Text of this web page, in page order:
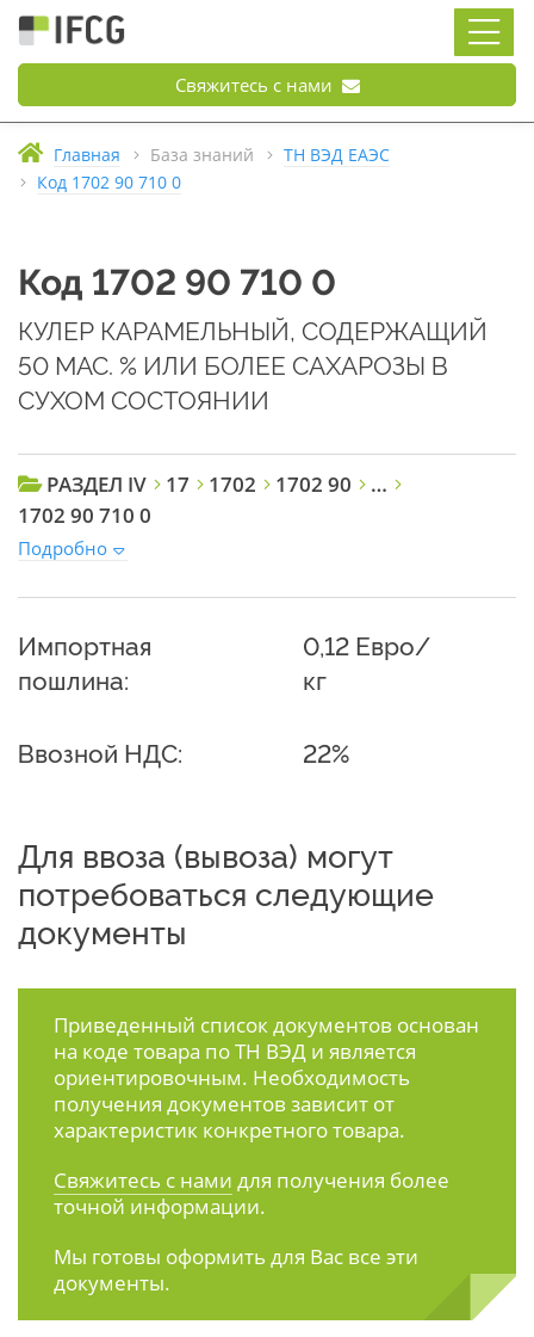
Свяжитесь с нами
Главная База знаний
ТН ВЭД ЕАЭС
Код 1702 90 710 0
Код 1702 90 710 0
КУЛЕР КАРАМЕЛЬНЫЙ, СОДЕРЖАЩИЙ
50 МАС. % ИЛИ БОЛЕЕ САХАРОЗЫ В
СУХОМ СОСТОЯНИИ
РАЗДЕЛ IV 17 1702 1702 90
…
1702 90 710 0
Подробно
Импортная
пошлина:
0,12 Евро/
кг
Ввозной НДС: 22%
Для ввоза (вывоза) могут
потребоваться следующие
документы
Приведенный список документов основан
на коде товара по ТН ВЭД и является
ориентировочным. Необходимость
получения документов зависит от
характеристик конкретного товара.
Свяжитесь с нами для получения более
точной информации.
Мы готовы оформить для Вас все эти
документы.